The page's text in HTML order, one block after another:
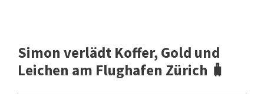
Simon verlädt Koffer, Gold und
Leichen am Flughafen Zürich 🧳